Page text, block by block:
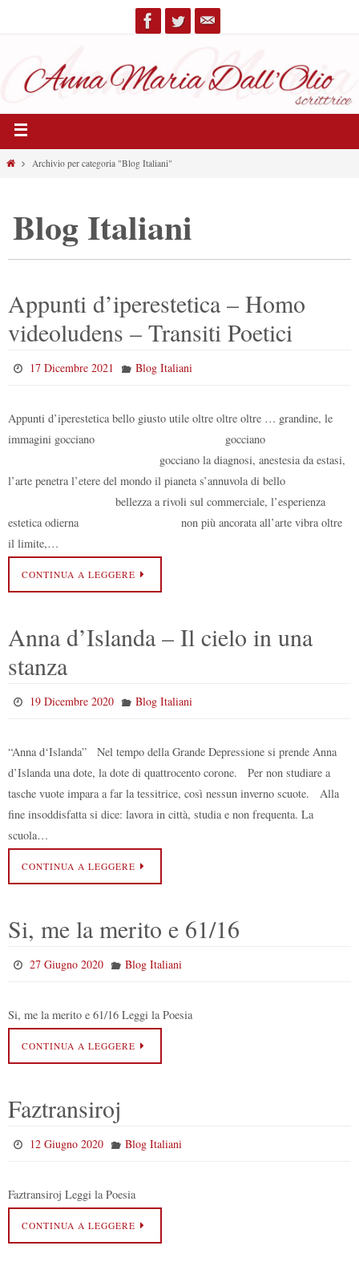
Archivio per categoria "Blog Italiani"
Blog Italiani
Appunti d’iperestetica – Homo
videoludens – Transiti Poetici
17 Dicembre 2021 Blog Italiani
Appunti d’iperestetica bello giusto utile oltre oltre oltre … grandine, le
immagini gocciano gocciano
gocciano la diagnosi, anestesia da estasi,
l’arte penetra l’etere del mondo il pianeta s’annuvola di bello
bellezza a rivoli sul commerciale, l’esperienza
estetica odierna non più ancorata all’arte vibra oltre
il limite,…
CONTINUA A LEGGERE
Anna d’Islanda – Il cielo in una
stanza
19 Dicembre 2020 Blog Italiani
“Anna d‘Islanda” Nel tempo della Grande Depressione si prende Anna
d’Islanda una dote, la dote di quattrocento corone. Per non studiare a
tasche vuote impara a far la tessitrice, così nessun inverno scuote. Alla
fine insoddisfatta si dice: lavora in città, studia e non frequenta. La
scuola…
CONTINUA A LEGGERE
Si, me la merito e 61/16
27 Giugno 2020 Blog Italiani
Si, me la merito e 61/16 Leggi la Poesia
CONTINUA A LEGGERE
Faztransiroj
12 Giugno 2020 Blog Italiani
Faztransiroj Leggi la Poesia
CONTINUA A LEGGERE